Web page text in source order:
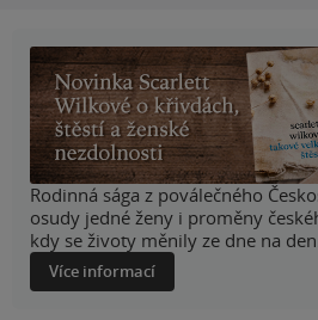
Rodinná sága z poválečného
osudy jedné ženy i proměny
kdy se životy měnily ze dne na den.
Více informací